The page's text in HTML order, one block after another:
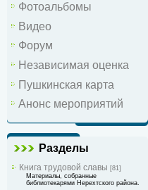
Фотоальбомы
Видео
Форум
Независимая оценка
Пушкинская карта
Анонс мероприятий
Разделы
Книга трудовой славы [81]
Материалы, собранные
библиотекарями Нерехтского района.